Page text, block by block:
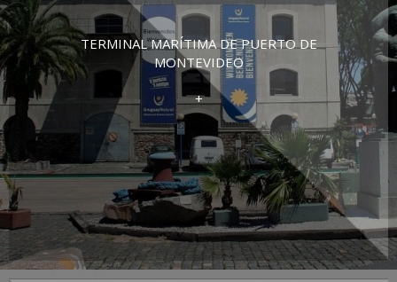
TERMINAL MARÍTIMA DE PUERTO DE
MONTEVIDEO
+